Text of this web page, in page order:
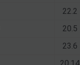
22.2
20.5
23.6